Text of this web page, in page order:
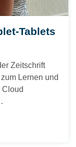
Tablets
Zeitschrift
Lernen und
Cloud